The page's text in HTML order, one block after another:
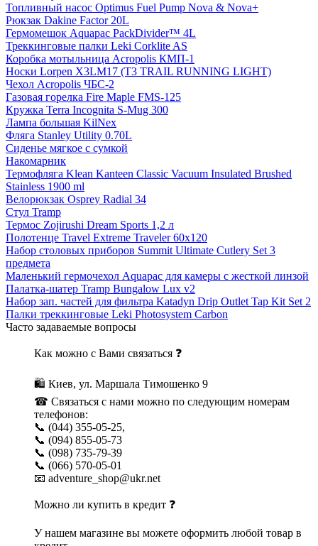
Топливный насос Optimus Fuel Pump Nova & Nova+
Рюкзак Dakine Factor 20L
Гермомешок Aquapac PackDivider™ 4L
Треккинговые палки Leki Corklite AS
Коробка мотыльница Acropolis КМП-1
Носки Lorpen X3LM17 (T3 TRAIL RUNNING LIGHT)
Чехол Acropolis ЧБС-2
Газовая горелка Fire Maple FMS-125
Кружка Terra Incognita S-Mug 300
Лампа большая KilNex
Фляга Stanley Utility 0.70L
Сиденье мягкое с сумкой
Накомарник
Термофляга Klean Kanteen Classic Vacuum Insulated Brushed
Stainless 1900 ml
Велорюкзак Osprey Radial 34
Стул Tramp
Термос Zojirushi Dream Sports 1,2 л
Полотенце Travel Extreme Traveler 60х120
Набор столовых приборов Summit Ultimate Cutlery Set 3
предмета
Маленький гермочехол Aquapac для камеры с жесткой линзой
Палатка-шатер Tramp Bungalow Lux v2
Набор зап. частей для фильтра Katadyn Drip Outlet Tap Kit Set 2
Палки треккинговые Leki Photosystem Carbon
Часто задаваемые вопросы
Как можно с Вами связаться ❓
🛍 Киев, ул. Маршала Тимошенко 9
☎ Связаться с нами можно по следующим номерам
телефонов:
📞 (044) 355-05-25,
📞 (094) 855-05-73
📞 (098) 735-79-39
📞 (066) 570-05-01
📧 adventure_shop@ukr.net
Можно ли купить в кредит ❓
У нашем магазине вы можете оформить любой товар в